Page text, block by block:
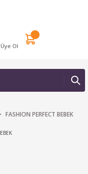
Üye Ol
FASHION PERFECT BEBEK